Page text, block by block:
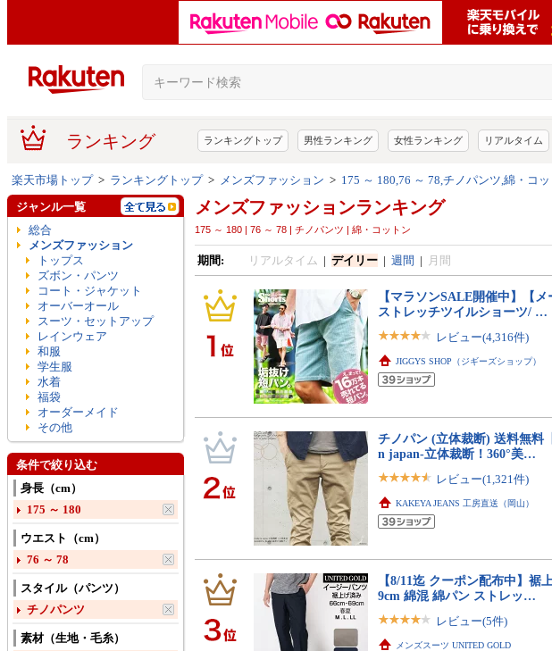
ランキング ランキングトップ 男性ランキング 女性ランキング リアルタイム
楽天市場トップ> ランキングトップ> メンズファッション > 175 ～ 180,76 ～ 78,チノパンツ,綿・コ
メンズファッションランキング
175 ～ 180 | 76 ～ 78 | チノパンツ | 綿・コットン
期間: リアルタイム | デイリー| 週間 | 月間
【マラソンSALE開催中】【
ストレッチツイルショーツ/ …
レビュー(4,316件)
JIGGYS SHOP（ジギーズショップ）
チノパン (立体裁断) 送料無料
n japan-立体裁断！360°美…
レビュー(1,321件)
KAKEYA JEANS 工房直送（岡山）
【8/11迄 クーポン配布中】
9cm 綿混 綿パン ストレッ…
レビュー(5件)
メンズスーツ UNITED GOLD
ジャンル一覧
総合
メンズファッション
トップス
ズボン・パンツ
コート・ジャケット
オーバーオール
スーツ・セットアップ
レインウェア
和服
学生服
水着
福袋
オーダーメイド
その他
条件で絞り込む
身長（cm）
175 ～ 180
ウエスト（cm）
76 ～ 78
スタイル（パンツ）
チノパンツ
素材（生地・毛糸）